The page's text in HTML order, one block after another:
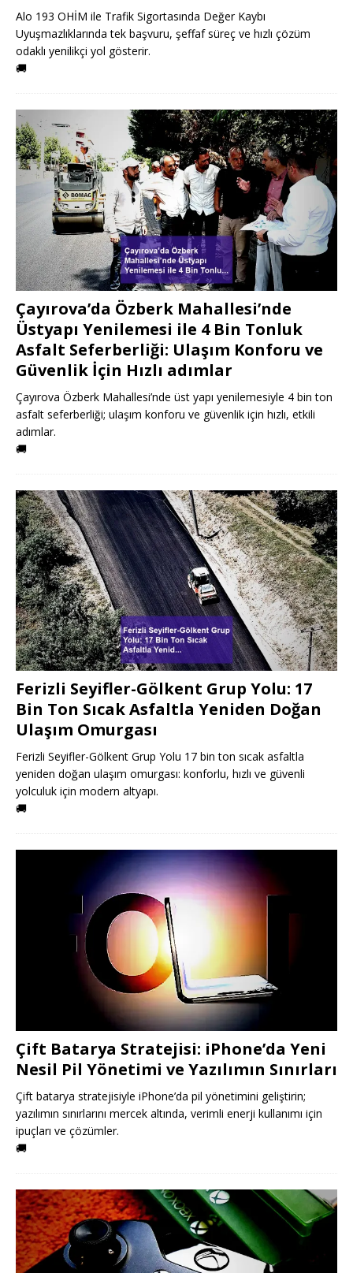
Alo 193 OHİM ile Trafik Sigortasında Değer Kaybı
Uyuşmazlıklarında tek başvuru, şeffaf süreç ve hızlı çözüm
odaklı yenilikçi yol gösterir.
🚚
Çayırova’da Özberk Mahallesi’nde
Üstyapı Yenilemesi ile 4 Bin Tonluk
Asfalt Seferberliği: Ulaşım Konforu ve
Güvenlik İçin Hızlı adımlar
Çayırova Özberk Mahallesi’nde üst yapı yenilemesiyle 4 bin ton
asfalt seferberliği; ulaşım konforu ve güvenlik için hızlı, etkili
adımlar.
🚚
Ferizli Seyifler-Gölkent Grup Yolu: 17
Bin Ton Sıcak Asfaltla Yeniden Doğan
Ulaşım Omurgası
Ferizli Seyifler-Gölkent Grup Yolu 17 bin ton sıcak asfaltla
yeniden doğan ulaşım omurgası: konforlu, hızlı ve güvenli
yolculuk için modern altyapı.
🚚
Çift Batarya Stratejisi: iPhone’da Yeni
Nesil Pil Yönetimi ve Yazılımın Sınırları
Çift batarya stratejisiyle iPhone’da pil yönetimini geliştirin;
yazılımın sınırlarını mercek altında, verimli enerji kullanımı için
ipuçları ve çözümler.
🚚